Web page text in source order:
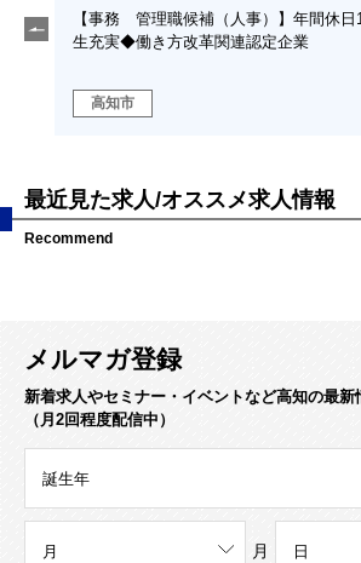
運
【事務 管理職候補（人事）】年間休
生充実◆働き方改革関連認定企業
高知市
最近見た求人/オススメ求人情報
Recommend
メルマガ登録
新着求人やセミナー・イベントなど高知の最新
（月2回程度配信中）
月